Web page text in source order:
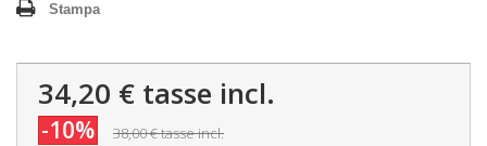
Stampa
34,20 € tasse incl.
-10% 38,00 €tasse incl.